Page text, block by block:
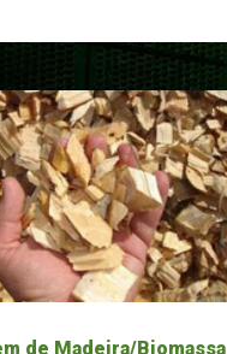
de Madeira/Biomassa